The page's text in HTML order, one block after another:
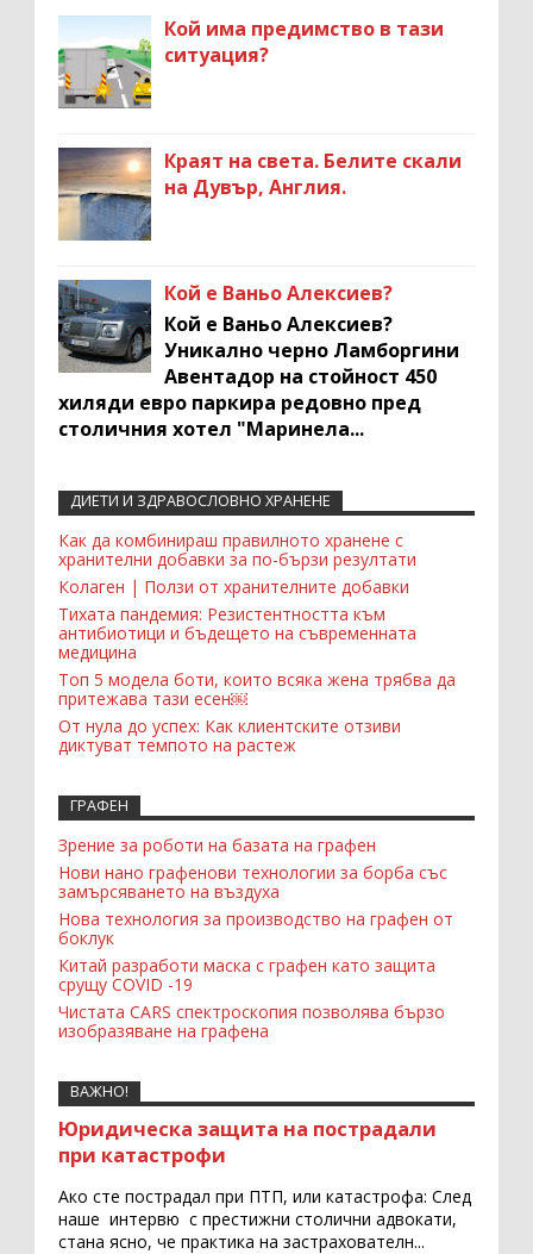
Кой има предимство в тази
ситуация?
Краят на света. Белите скали
на Дувър, Англия.
Кой е Ваньо Алексиев?
Кой е Ваньо Алексиев?
Уникално черно Ламборгини
Авентадор на стойност 450
хиляди евро паркира редовно пред
столичния хотел "Маринела...
Recent Comments Widget
ДИЕТИ И ЗДРАВОСЛОВНО ХРАНЕНЕ
Как да комбинираш правилното хранене с
хранителни добавки за по-бързи резултати
Колаген | Ползи от хранителните добавки
Тихата пандемия: Резистентността към
антибиотици и бъдещето на съвременната
медицина
Топ 5 модела боти, които всяка жена трябва да
притежава тази есен￼
От нула до успех: Как клиентските отзиви
диктуват темпото на растеж
ГРАФЕН
Зрение за роботи на базата на графен
Нови нано графенови технологии за борба със
замърсяването на въздуха
Нова технология за производство на графен от
боклук
Китай разработи маска с графен като защита
срущу COVID -19
Чистата CARS спектроскопия позволява бързо
изобразяване на графена
ВАЖНО!
Юридическа защита на пострадали
при катастрофи
Ако сте пострадал при ПТП, или катастрофа: След
наше интервю с престижни столични адвокати,
стана ясно, че практика на застрахователн...